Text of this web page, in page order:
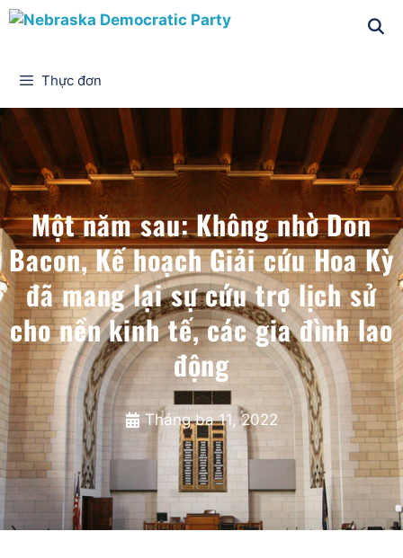
Thực đơn
Một năm sau: Không nhờ Don
Bacon, Kế hoạch Giải cứu Hoa Kỳ
đã mang lại sự cứu trợ lịch sử
cho nền kinh tế, các gia đình lao
động
Tháng ba 11, 2022